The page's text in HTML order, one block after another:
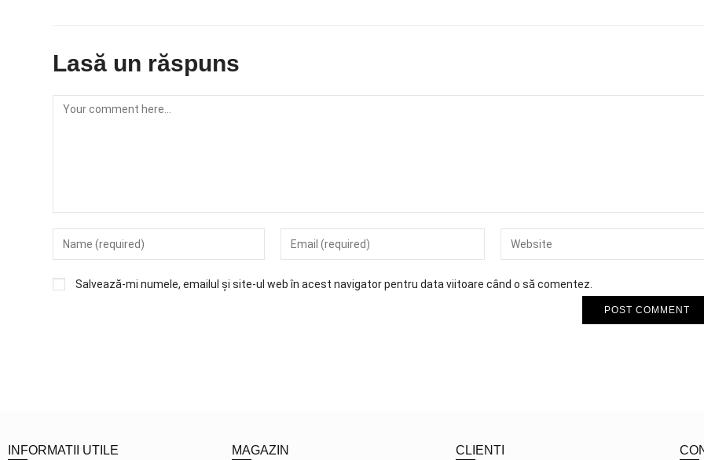
Lasă un răspuns
Salvează-mi numele, emailul și site-ul web în acest navigator pentru data viitoare când o să comentez.
INFORMATII UTILE MAGAZIN CLIENTI